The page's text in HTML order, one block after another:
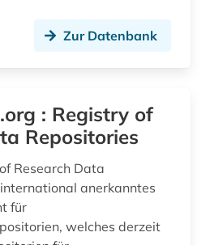
Zur Datenbank
: Registry of
Repositories
Research Data
anerkanntes
für
welches derzeit